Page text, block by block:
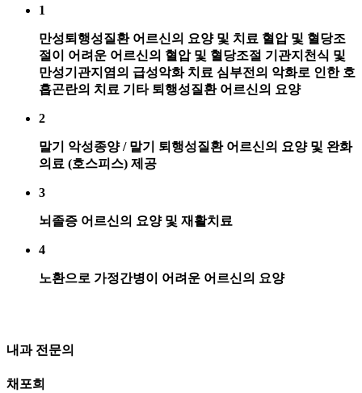
1
만성퇴행성질환 어르신의 요양 및 치료 혈압 및 혈당조
절이 어려운 어르신의 혈압 및 혈당조절 기관지천식 및
만성기관지염의 급성악화 치료 심부전의 악화로 인한 호
흡곤란의 치료 기타 퇴행성질환 어르신의 요양
2
말기 악성종양 / 말기 퇴행성질환 어르신의 요양 및 완화
의료 (호스피스) 제공
3
뇌졸증 어르신의 요양 및 재활치료
4
노환으로 가정간병이 어려운 어르신의 요양
내과 전문의
채포희